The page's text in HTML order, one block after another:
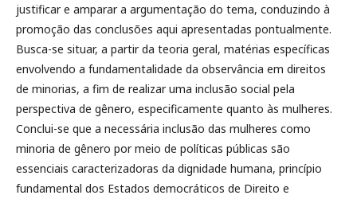
justificar e amparar a argumentação do tema, conduzindo à
promoção das conclusões aqui apresentadas pontualmente.
Busca-se situar, a partir da teoria geral, matérias específicas
envolvendo a fundamentalidade da observância em direitos
de minorias, a fim de realizar uma inclusão social pela
perspectiva de gênero, especificamente quanto às mulheres.
Conclui-se que a necessária inclusão das mulheres como
minoria de gênero por meio de políticas públicas são
essenciais caracterizadoras da dignidade humana, princípio
fundamental dos Estados democráticos de Direito e